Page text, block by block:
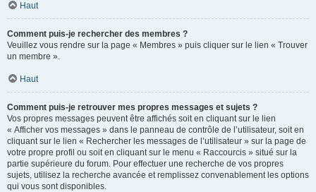
Haut
Comment puis-je rechercher des membres ?
Veuillez vous rendre sur la page « Membres » puis cliquer sur le lien « Trouver
un membre ».
Haut
Comment puis-je retrouver mes propres messages et sujets ?
Vos propres messages peuvent être affichés soit en cliquant sur le lien
« Afficher vos messages » dans le panneau de contrôle de l’utilisateur, soit en
cliquant sur le lien « Rechercher les messages de l’utilisateur » sur la page de
votre propre profil ou soit en cliquant sur le menu « Raccourcis » situé sur la
partie supérieure du forum. Pour effectuer une recherche de vos propres
sujets, utilisez la recherche avancée et remplissez convenablement les options
qui vous sont disponibles.